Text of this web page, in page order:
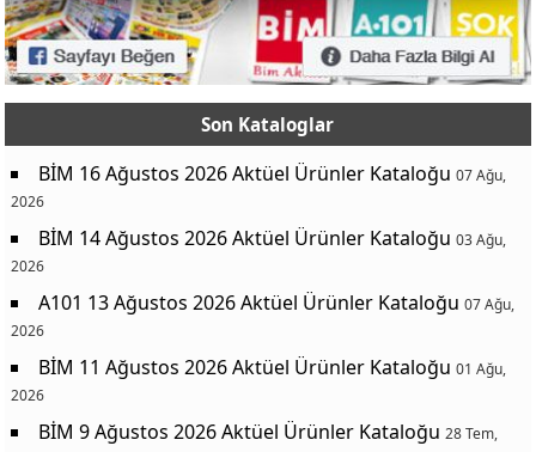
Son Kataloglar
BİM 16 Ağustos 2026 Aktüel Ürünler Kataloğu 07 Ağu,
2026
BİM 14 Ağustos 2026 Aktüel Ürünler Kataloğu 03 Ağu,
2026
A101 13 Ağustos 2026 Aktüel Ürünler Kataloğu 07 Ağu,
2026
BİM 11 Ağustos 2026 Aktüel Ürünler Kataloğu 01 Ağu,
2026
BİM 9 Ağustos 2026 Aktüel Ürünler Kataloğu 28 Tem,